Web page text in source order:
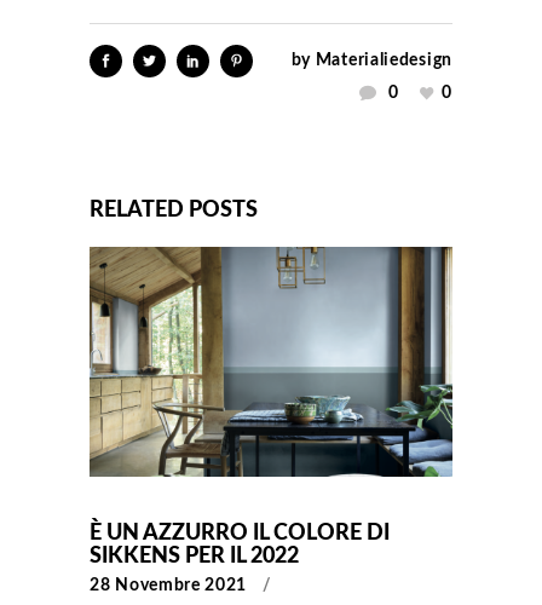
by Materialiedesign
0
0
RELATED POSTS
È UN AZZURRO IL COLORE DI
SIKKENS PER IL 2022
28 Novembre 2021